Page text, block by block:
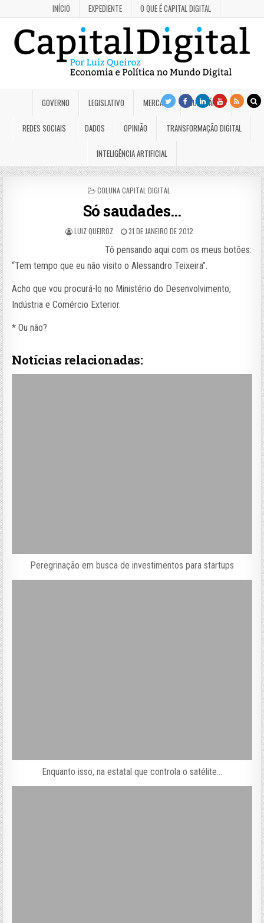
INÍCIO EXPEDIENTE O QUE É CAPITAL DIGITAL
GOVERNO LEGISLATIVO MERCADO JUDICIÁRIO
REDES SOCIAIS DADOS OPINIÃO TRANSFORMAÇÃO DIGITAL
INTELIGÊNCIA ARTIFICIAL
POSTED
COLUNA CAPITAL DIGITAL
Só saudades…
LUIZ QUEIROZ 31 DE JANEIRO DE 2012
Tô pensando aqui com os meus botões:
“Tem tempo que eu não visito o Alessandro Teixeira”.
Acho que vou procurá-lo no Ministério do Desenvolvimento,
Indústria e Comércio Exterior.
* Ou não?
Notícias relacionadas:
Peregrinação em busca de investimentos para startups
Enquanto isso, na estatal que controla o satélite…